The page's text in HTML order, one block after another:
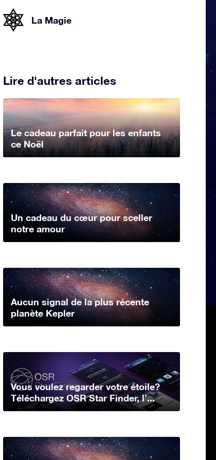
La Magie
Lire d'autres articles
Le cadeau parfait pour les enfants
ce Noël
Un cadeau du cœur pour sceller
notre amour
Aucun signal de la plus récente
planète Kepler
Vous voulez regarder votre étoile?
Téléchargez OSR Star Finder, l’...